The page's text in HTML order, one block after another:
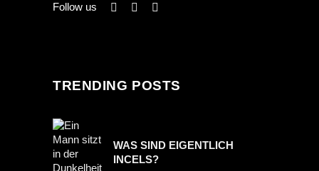
Follow us
TRENDING POSTS
WAS SIND EIGENTLICH
INCELS?